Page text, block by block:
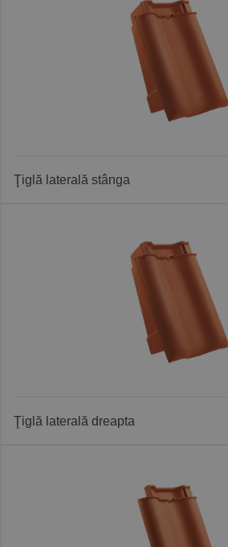
Ţiglă laterală stânga
Ţiglă laterală dreapta